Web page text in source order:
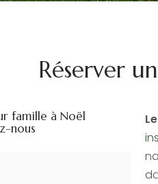
Réserver
famille à Noël
nous